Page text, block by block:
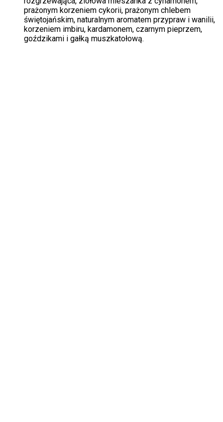
prażonym korzeniem cykorii, prażonym chlebem
świętojańskim, naturalnym aromatem przypraw i wanilii,
korzeniem imbiru, kardamonem, czarnym pieprzem,
goździkami i gałką muszkatołową.